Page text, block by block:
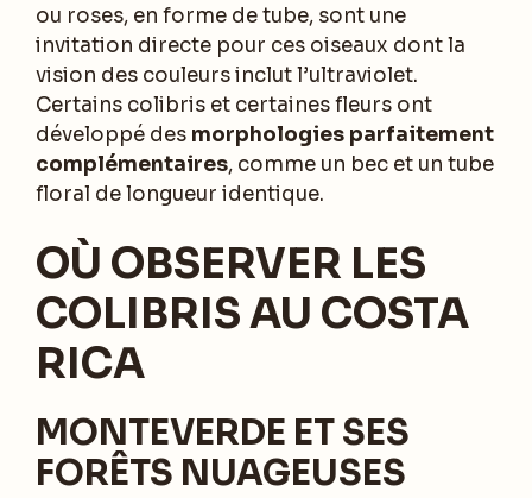
ou roses, en forme de tube, sont une
invitation directe pour ces oiseaux dont la
vision des couleurs inclut l’ultraviolet.
Certains colibris et certaines fleurs ont
développé des morphologies parfaitement
complémentaires, comme un bec et un tube
floral de longueur identique.
OÙ OBSERVER LES
COLIBRIS AU COSTA
RICA
MONTEVERDE ET SES
FORÊTS NUAGEUSES